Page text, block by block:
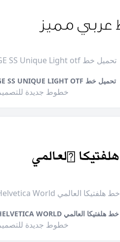
GE SS Unique Light otf تحميل خط
GE SS UNIQUE LIGHT OTF تحميل خط
خطوط جديدة
Helvetica World خط هلفتيكا العالمي
HELVETICA WORLD خط هلفتيكا العالمي
خطوط جديدة